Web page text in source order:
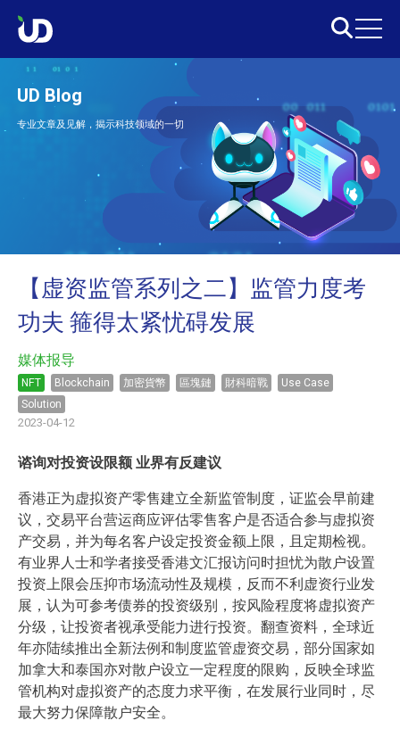
UD Blog
专业文章及见解，揭示科技领域的一切
【虚资监管系列之二】监管力度考
功夫 箍得太紧忧碍发展
媒体报导
NFT Blockchain 加密貨幣 區塊鏈 財科暗戰
Use Case
Solution
2023-04-12
谘询对投资设限额 业界有反建议
香港正为虚拟资产零售建立全新监管制度，证监会早前建
议，交易平台营运商应评估零售客户是否适合参与虚拟资
产交易，并为每名客户设定投资金额上限，且定期检视。
有业界人士和学者接受香港文汇报访问时担忧为散户设置
投资上限会压抑市场流动性及规模，反而不利虚资行业发
展，认为可参考债券的投资级别，按风险程度将虚拟资产
分级，让投资者视承受能力进行投资。翻查资料，全球近
年亦陆续推出全新法例和制度监管虚资交易，部分国家如
加拿大和泰国亦对散户设立一定程度的限购，反映全球监
管机构对虚拟资产的态度力求平衡，在发展行业同时，尽
最大努力保障散户安全。